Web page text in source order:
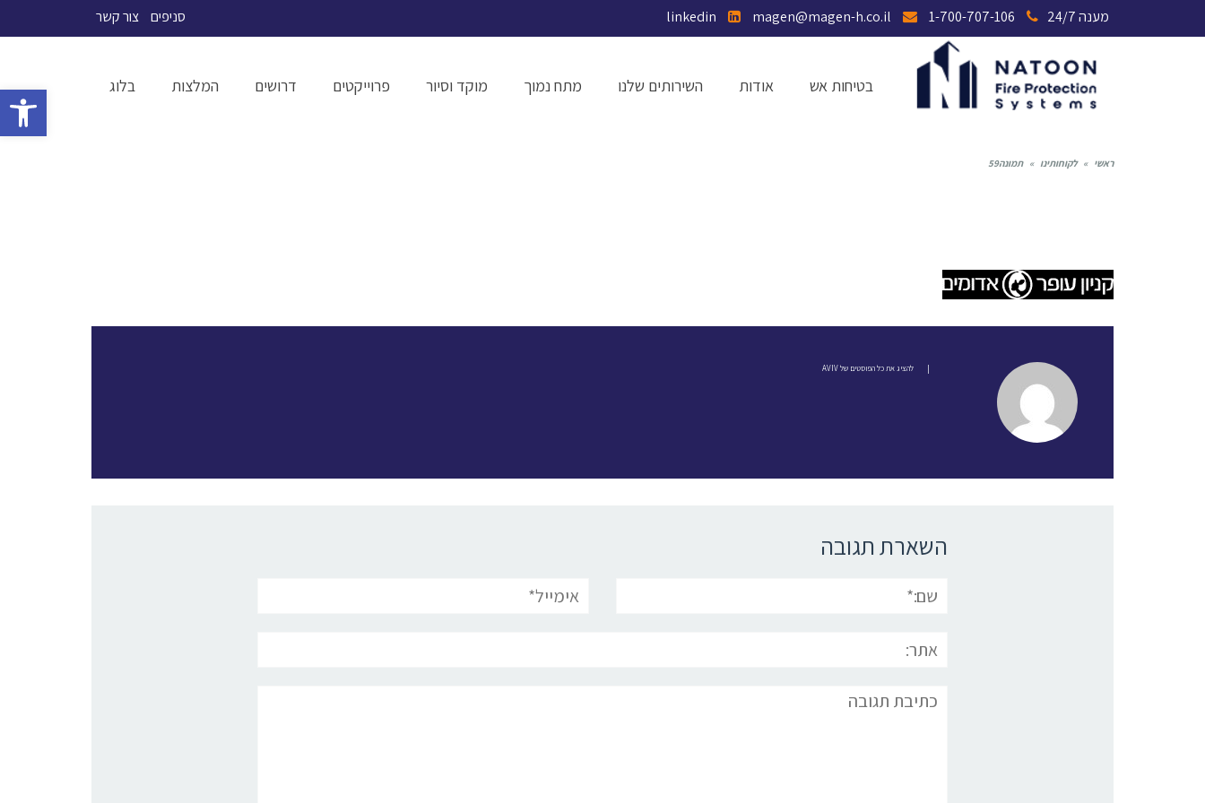
פתח
מענה 24/7 סניפים צור קשר
בטיחות אש אודות השירותים שלנו מתח נמוך מוקד וסיור פרוייקטים דרושים המלצות בלוג
ראשי » לקוחותינו » תמונה59
| להציג את כל הפוסטים של AVIV
השארת תגובה
תגובה